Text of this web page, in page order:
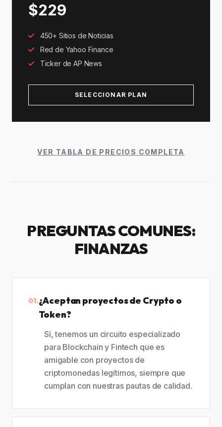
$229
450+ Sitios de Noticias
Red de Yahoo Finance
Ticker de AP News
SELECCIONAR PLAN
VER TABLA DE PRECIOS COMPLETA
PREGUNTAS COMUNES:
FINANZAS
01.¿Aceptan proyectos de Crypto o
Token?
Sí, tenemos un circuito especializado
para Blockchain y Fintech que es
amigable con proyectos de
criptomonedas legítimos, siempre que
cumplan con nuestras pautas de calidad.